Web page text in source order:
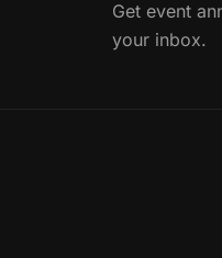
Get event
your inbox.